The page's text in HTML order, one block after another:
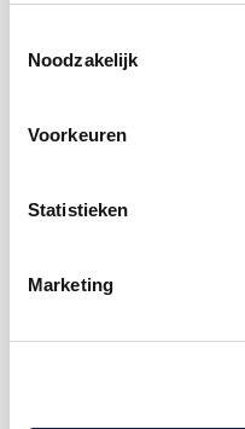
Noodzakelijk
Voorkeuren
Statistieken
Marketing
beplakken op de
van de rechterkant.
40 cm lang en 3 cm
er gekozen worden.
glansfolie, matte folie,
aangeleverd. Wij